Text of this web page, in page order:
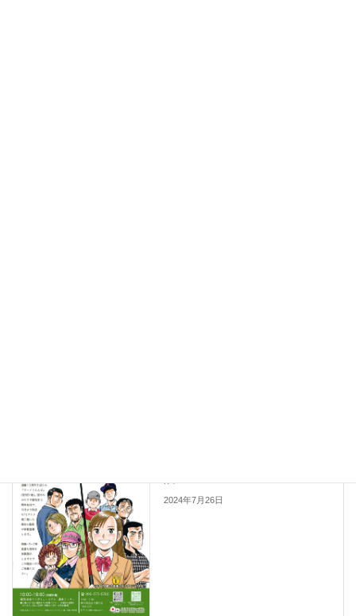
2024年7月26日